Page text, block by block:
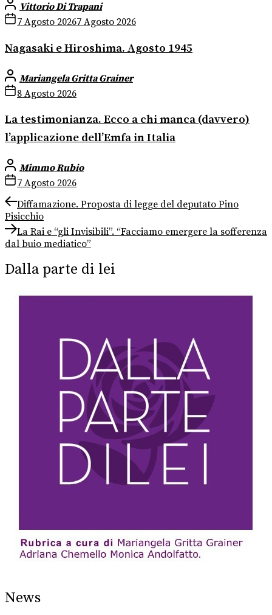
Vittorio Di Trapani
7 Agosto 20267 Agosto 2026
Nagasaki e Hiroshima. Agosto 1945
Mariangela Gritta Grainer
8 Agosto 2026
La testimonianza. Ecco a chi manca (davvero)
l’applicazione dell’Emfa in Italia
Mimmo Rubio
7 Agosto 2026
Navigazione
articoli
Previous
post:
Diffamazione. Proposta di legge del deputato Pino
Pisicchio
Next
post:
La Rai e “gli Invisibili”. “Facciamo emergere la sofferenza
dal buio mediatico”
Dalla parte di lei
News